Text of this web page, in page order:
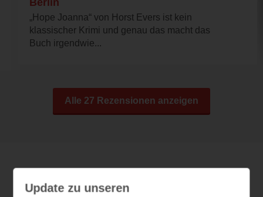
Berlin
„Hope Joanna“ von Horst Evers ist kein
klassischer Krimi und genau das macht das
Buch irgendwie...
Alle 27 Rezensionen anzeigen
Leseeindrücke
Update zu unseren